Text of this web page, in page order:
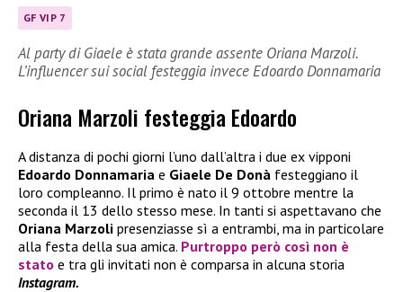
GF VIP 7
Al party di Giaele è stata grande assente Oriana Marzoli.
L’influencer sui social festeggia invece Edoardo Donnamaria
Oriana Marzoli festeggia Edoardo
A distanza di pochi giorni l’uno dall’altra i due ex vipponi
Edoardo Donnamaria e Giaele De Donà festeggiano il
loro compleanno. Il primo è nato il 9 ottobre mentre la
seconda il 13 dello stesso mese. In tanti si aspettavano che
Oriana Marzoli presenziasse sì a entrambi, ma in particolare
alla festa della sua amica. Purtroppo però così non è
stato e tra gli invitati non è comparsa in alcuna storia
Instagram.